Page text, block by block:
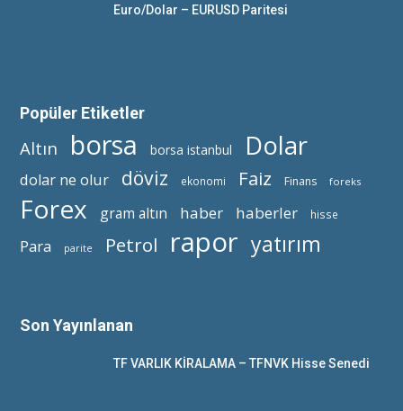
Euro/Dolar – EURUSD Paritesi
Popüler Etiketler
Altın borsa borsa istanbul Dolar
dolar ne olur döviz ekonomi Faiz Finans foreks
Forex gram altın haber haberler hisse
Para parite Petrol rapor yatırım
Son Yayınlanan
TF VARLIK KİRALAMA – TFNVK Hisse Senedi